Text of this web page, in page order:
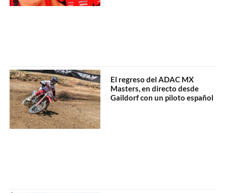
El regreso del ADAC MX
Masters, en directo desde
Gaildorf con un piloto español